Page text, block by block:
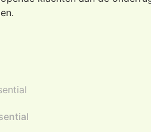
compressie, terwijl andere
waarmee de